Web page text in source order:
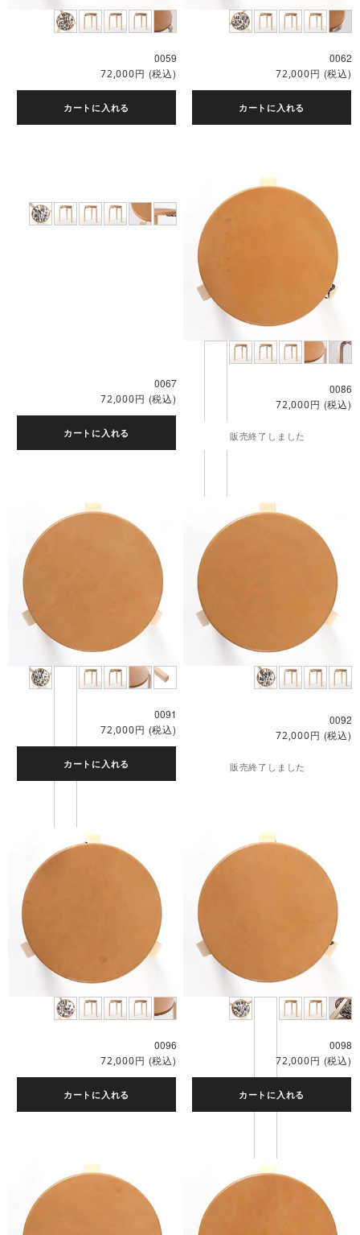
0059
72,000円 (税込)
カートに入れる
0062
72,000円 (税込)
カートに入れる
0067
72,000円 (税込)
カートに入れる
0086
72,000円 (税込)
販売終了しました
0091
72,000円 (税込)
カートに入れる
0092
72,000円 (税込)
販売終了しました
0096
72,000円 (税込)
カートに入れる
0098
72,000円 (税込)
カートに入れる